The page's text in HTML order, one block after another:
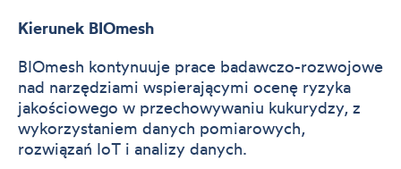
Kierunek BIOmesh
BIOmesh kontynuuje prace badawczo-rozwojowe
nad narzędziami wspierającymi ocenę ryzyka
jakościowego w przechowywaniu kukurydzy, z
wykorzystaniem danych pomiarowych,
rozwiązań IoT i analizy danych.